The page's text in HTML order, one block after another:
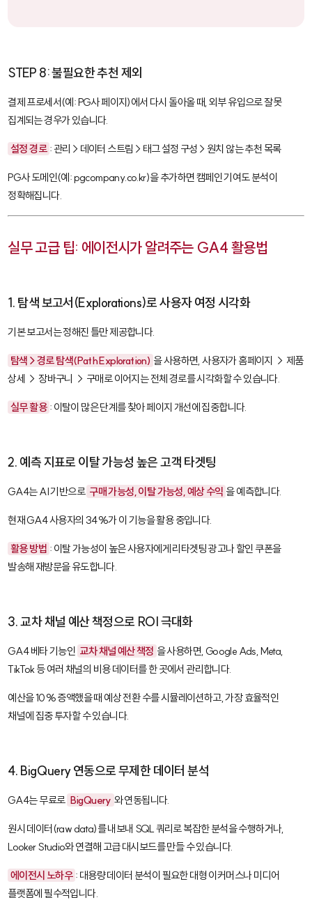
STEP 8: 불필요한 추천 제외
결제 프로세서(예: PG사 페이지)에서 다시 돌아올 때, 외부 유입으로 잘못
집계되는 경우가 있습니다.
설정 경로 : 관리 > 데이터 스트림 > 태그 설정 구성 > 원치 않는 추천 목록
PG사 도메인(예:pgcompany.co.kr)을 추가하면 캠페인 기여도 분석이
정확해집니다.
실무 고급 팁: 에이전시가 알려주는 GA4 활용법
1. 탐색 보고서(Explorations)로 사용자 여정 시각화
기본 보고서는 정해진 틀만 제공합니다.
탐색 > 경로 탐색(Path Exploration) 을 사용하면, 사용자가 홈페이지 → 제품
상세 → 장바구니 → 구매로 이어지는 전체 경로를 시각화할 수 있습니다.
실무 활용 : 이탈이 많은 단계를 찾아 페이지 개선에 집중합니다.
2. 예측 지표로 이탈 가능성 높은 고객 타겟팅
GA4는 AI 기반으로 구매 가능성, 이탈 가능성, 예상 수익 을 예측합니다.
현재 GA4 사용자의 34%가 이 기능을 활용 중입니다.
활용 방법 : 이탈 가능성이 높은 사용자에게 리타겟팅 광고나 할인 쿠폰을
발송해 재방문을 유도합니다.
3. 교차 채널 예산 책정으로 ROI 극대화
GA4 베타 기능인 교차 채널 예산 책정 을 사용하면, Google Ads, Meta,
TikTok 등 여러 채널의 비용 데이터를 한 곳에서 관리합니다.
예산을 10% 증액했을 때 예상 전환 수를 시뮬레이션하고, 가장 효율적인
채널에 집중 투자할 수 있습니다.
4. BigQuery 연동으로 무제한 데이터 분석
GA4는 무료로 BigQuery 와 연동됩니다.
원시 데이터(raw data)를 내보내 SQL 쿼리로 복잡한 분석을 수행하거나,
Looker Studio와 연결해 고급 대시보드를 만들 수 있습니다.
에이전시 노하우 : 대용량 데이터 분석이 필요한 대형 이커머스나 미디어
플랫폼에 필수적입니다.